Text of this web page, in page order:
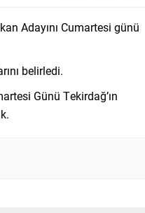
Adayını Cumartesi günü
belirledi.
Günü Tekirdağ’ın